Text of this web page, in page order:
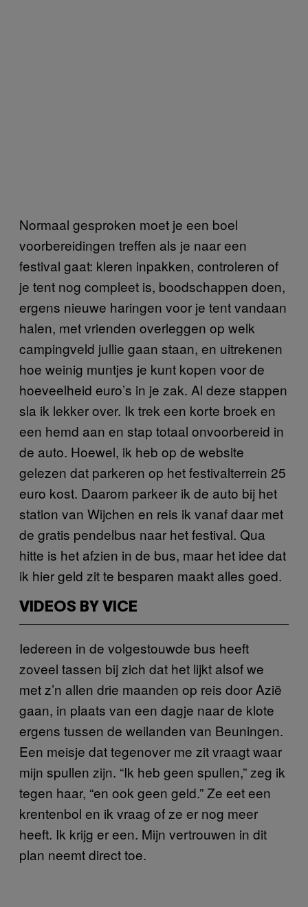
Normaal gesproken moet je een boel
voorbereidingen treffen als je naar een
festival gaat: kleren inpakken, controleren of
je tent nog compleet is, boodschappen doen,
ergens nieuwe haringen voor je tent vandaan
halen, met vrienden overleggen op welk
campingveld jullie gaan staan, en uitrekenen
hoe weinig muntjes je kunt kopen voor de
hoeveelheid euro’s in je zak. Al deze stappen
sla ik lekker over. Ik trek een korte broek en
een hemd aan en stap totaal onvoorbereid in
de auto. Hoewel, ik heb op de website
gelezen dat parkeren op het festivalterrein 25
euro kost. Daarom parkeer ik de auto bij het
station van Wijchen en reis ik vanaf daar met
de gratis pendelbus naar het festival. Qua
hitte is het afzien in de bus, maar het idee dat
ik hier geld zit te besparen maakt alles goed.
VIDEOS BY VICE
Iedereen in de volgestouwde bus heeft
zoveel tassen bij zich dat het lijkt alsof we
met z’n allen drie maanden op reis door Azië
gaan, in plaats van een dagje naar de klote
ergens tussen de weilanden van Beuningen.
Een meisje dat tegenover me zit vraagt waar
mijn spullen zijn. “Ik heb geen spullen,” zeg ik
tegen haar, “en ook geen geld.” Ze eet een
krentenbol en ik vraag of ze er nog meer
heeft. Ik krijg er een. Mijn vertrouwen in dit
plan neemt direct toe.